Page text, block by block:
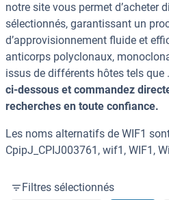
notre site vous permet d’acheter
sélectionnés, garantissant un
d’approvisionnement fluide et
anticorps polyclonaux,
issus de différents hôtes tels que .
ci-dessous et commandez
recherches en toute confiance.
Les noms alternatifs de WIF1
CpipJ_CPIJ003761, wif1, WIF1,
Filtres sélectionnés